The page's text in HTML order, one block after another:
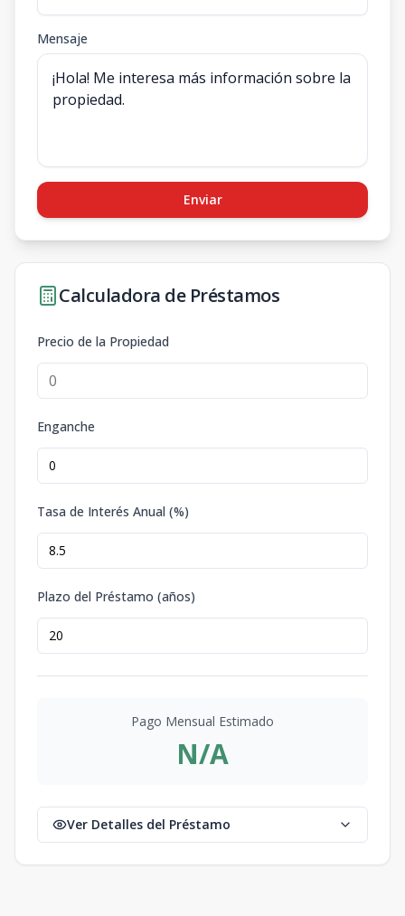
Mensaje
Enviar
Calculadora de Préstamos
Precio de la Propiedad
Enganche
Tasa de Interés Anual (%)
Plazo del Préstamo (años)
Pago Mensual Estimado
N/A
Ver Detalles del Préstamo